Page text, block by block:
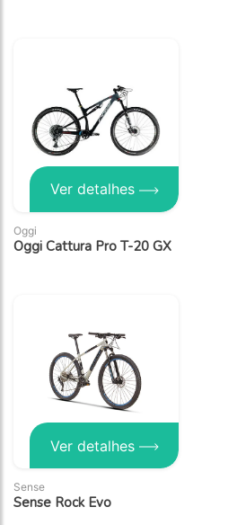
Ver detalhes
Oggi
Oggi Cattura Pro T-20 GX
Ver detalhes
Sense
Sense Rock Evo